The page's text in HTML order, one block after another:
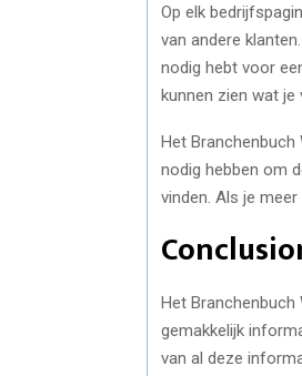
Op elk
van andere
nodig hebt voor
kunnen zien wat je
Het
nodig hebben om
vinden. Als je
Het
gemakkelijk
van al deze